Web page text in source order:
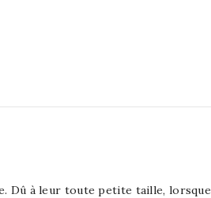
Dû à leur toute petite taille, lorsque